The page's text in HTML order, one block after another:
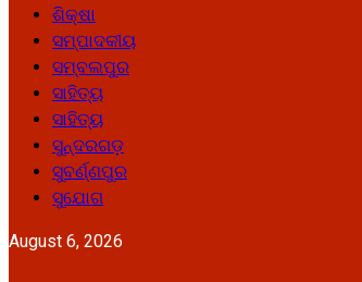
ଶିକ୍ଷା
ସମ୍ପାଦକୀୟ
ସମ୍ବଲପୁର
ସାହିତ୍ୟ
ସାହିତ୍ୟ
ସୁନ୍ଦରଗଡ଼
ସୁବର୍ଣ୍ଣପୁର
ସୁଯୋଗ
August 6, 2026